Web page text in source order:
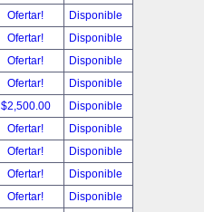
Ofertar!
Disponible
Ofertar!
Disponible
Ofertar!
Disponible
Ofertar!
Disponible
$2,500.00
Disponible
Ofertar!
Disponible
Ofertar!
Disponible
Ofertar!
Disponible
Ofertar!
Disponible